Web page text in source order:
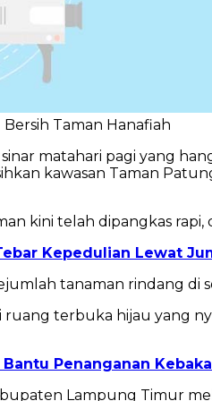
Taman Hanafiah
matahari pagi yang
kawasan Taman
kini telah dipangkas rapi,
Kepedulian Lewat
tanaman rindang di
terbuka hijau yang
Penanganan
Lampung Timur